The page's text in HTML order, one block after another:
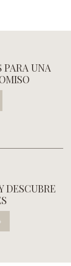
PARA UNA
DESCUBRE